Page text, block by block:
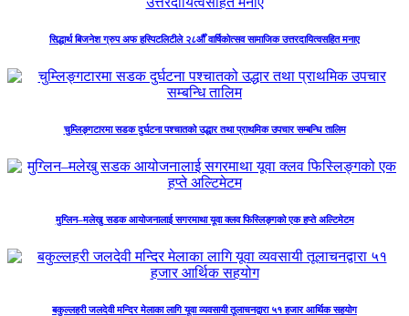
सिद्धार्थ बिजनेश ग्रुप अफ हस्पिटलिटीले २८औँ वार्षिकोत्सव सामाजिक उत्तरदायित्वसहित मनाए
चुम्लिङ्गटारमा सडक दुर्घटना पश्चातको उद्धार तथा प्राथमिक उपचार सम्बन्धि तालिम
मुग्लिन–मलेखु सडक आयोजनालाई सगरमाथा यूवा क्लव फिस्लिङ्गको एक हप्ते अल्टिमेटम
बकुल्लहरी जलदेवी मन्दिर मेलाका लागि यूवा व्यवसायी तूलाचनद्वारा ५१ हजार आर्थिक सहयोग